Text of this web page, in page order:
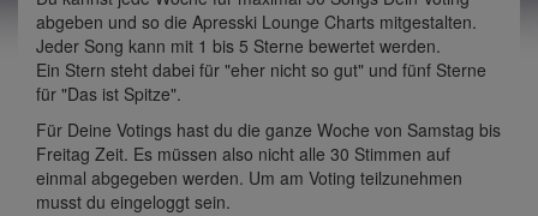
abgeben und so die Apresski Lounge Charts mitgestalten.
Jeder Song kann mit 1 bis 5 Sterne bewertet werden.
Ein Stern steht dabei für "eher nicht so gut" und fünf Sterne
für "Das ist Spitze".
Für Deine Votings hast du die ganze Woche von Samstag bis
Freitag Zeit. Es müssen also nicht alle 30 Stimmen auf
einmal abgegeben werden. Um am Voting teilzunehmen
musst du eingeloggt sein.